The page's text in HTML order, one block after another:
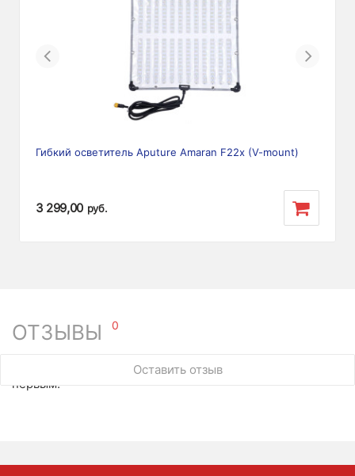
Previous Next
Гибкий осветитель Aputure Amaran F22x (V-mount)
3 299,00 руб.
ОТЗЫВЫ 0
Оставить отзыв
У этого товара нет ни одного отзыва. Вы можете стать
первым.